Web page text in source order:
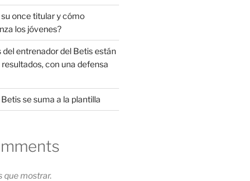
once titular y cómo
los jóvenes?
entrenador del Betis están
con una defensa
se suma a la plantilla
que mostrar.